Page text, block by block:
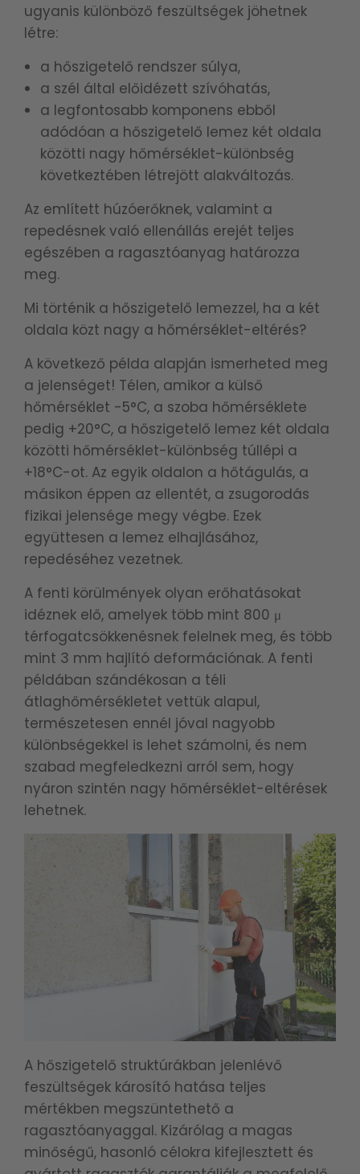
ugyanis különböző feszültségek jöhetnek
létre:
a hőszigetelő rendszer súlya,
a szél által előidézett szívóhatás,
a legfontosabb komponens ebből
adódóan a hőszigetelő lemez két oldala
közötti nagy hőmérséklet-különbség
következtében létrejött alakváltozás.
Az említett húzóerőknek, valamint a
repedésnek való ellenállás erejét teljes
egészében a ragasztóanyag határozza
meg.
Mi történik a hőszigetelő lemezzel, ha a két
oldala közt nagy a hőmérséklet-eltérés?
A következő példa alapján ismerheted meg
a jelenséget! Télen, amikor a külső
hőmérséklet -5°C, a szoba hőmérséklete
pedig +20°C, a hőszigetelő lemez két oldala
közötti hőmérséklet-különbség túllépi a
+18°C-ot. Az egyik oldalon a hőtágulás, a
másikon éppen az ellentét, a zsugorodás
fizikai jelensége megy végbe. Ezek
együttesen a lemez elhajlásához,
repedéséhez vezetnek.
A fenti körülmények olyan erőhatásokat
idéznek elő, amelyek több mint 800 μ
térfogatcsökkenésnek felelnek meg, és több
mint 3 mm hajlító deformációnak. A fenti
példában szándékosan a téli
átlaghőmérsékletet vettük alapul,
természetesen ennél jóval nagyobb
különbségekkel is lehet számolni, és nem
szabad megfeledkezni arról sem, hogy
nyáron szintén nagy hőmérséklet-eltérések
lehetnek.
A hőszigetelő struktúrákban jelenlévő
feszültségek károsító hatása teljes
mértékben megszüntethető a
ragasztóanyaggal. Kizárólag a magas
minőségű, hasonló célokra kifejlesztett és